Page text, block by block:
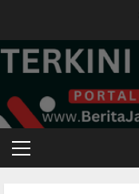
content
Primary